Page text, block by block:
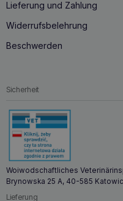
Lieferung und Zahlung
Widerrufsbelehrung
Beschwerden
Sicherheit
Woiwodschaftliches
Brynowska 25 A, 40-585
Lieferung